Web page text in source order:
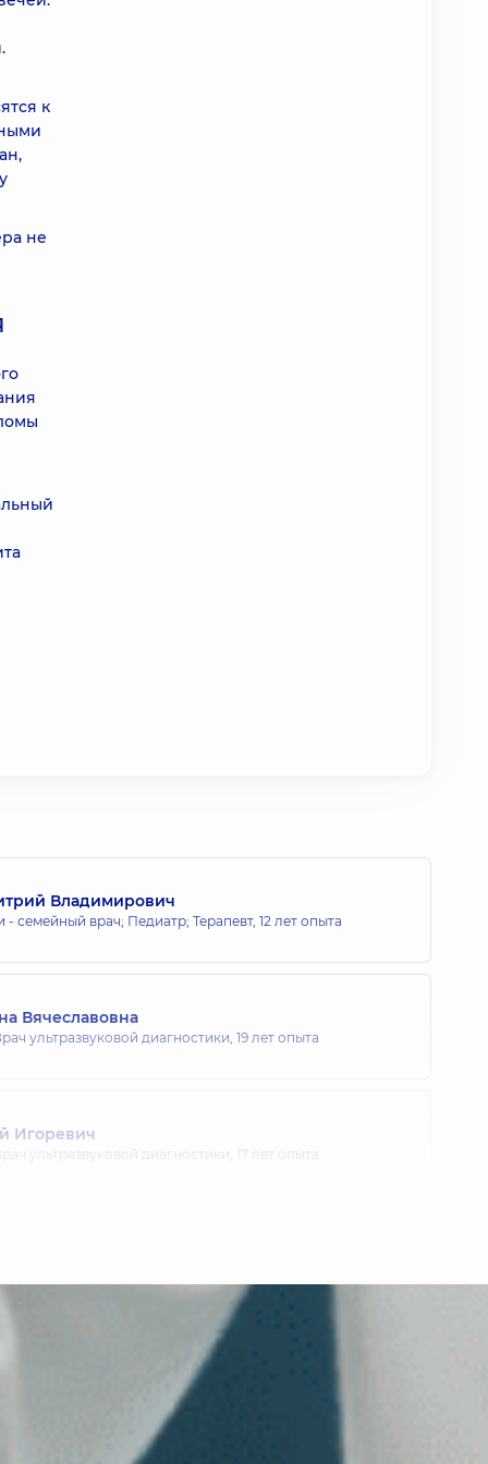
к
не
Владимирович
семейный врач; Педиатр; Терапевт, 12 лет опыта
Вячеславовна
ультразвуковой диагностики, 19 лет опыта
Игоревич
ультразвуковой диагностики, 17 лет опыта
ультразвуковой диагностики,